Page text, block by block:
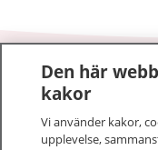
1177–tryggt
På 1177.se får du
sjukdomar och
Den här
kakor
Vi använder kakor,
upplevelse,